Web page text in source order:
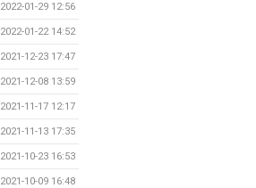
2022-01-29 12:56
2022-01-22 14:52
2021-12-23 17:47
2021-12-08 13:59
2021-11-17 12:17
2021-11-13 17:35
2021-10-23 16:53
2021-10-09 16:48